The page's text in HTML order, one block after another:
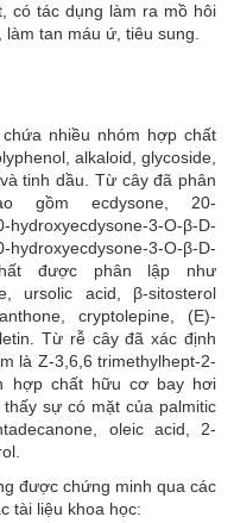
có tác dụng làm ra mồ hôi
làm tan máu ứ, tiêu sung.
nhiều nhóm hợp chất
alkaloid, glycoside,
tinh dầu. Từ cây đã phân
gồm ecdysone, 20-
3-O-β-D-
3-O-β-D-
được phân lập như
ursolic acid, β-sitosterol
cryptolepine, (E)-
Từ rễ cây đã xác định
là Z-3,6,6 trimethylhept-2-
hợp chất hữu cơ bay hơi
sự có mặt của palmitic
oleic acid, 2-
được chứng minh qua các
tài liệu khoa học: